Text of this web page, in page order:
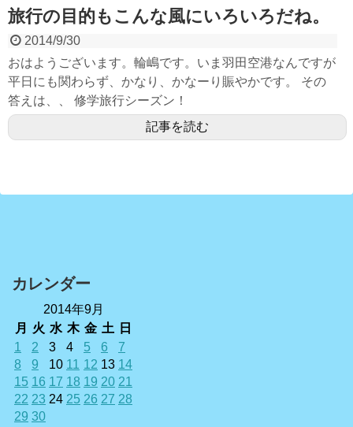
旅行の目的もこんな風にいろいろだね。
2014/9/30
おはようございます。輪嶋です。いま羽田空港なんですが
平日にも関わらず、かなり、かなーり賑やかです。 その
答えは、、 修学旅行シーズン！
記事を読む
カレンダー
2014年9月
月
火 水 木 金 土 日
1 2 3 4 5 6
7
8
9 10 11 12 13 14
15 16 17 18 19 20 21
22 23 24 25 26 27 28
29 30